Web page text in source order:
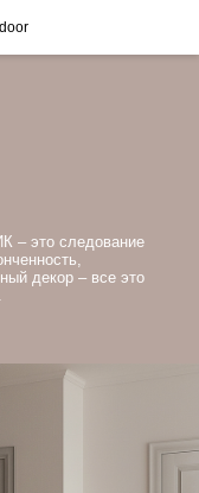
– это следование
декор – все это